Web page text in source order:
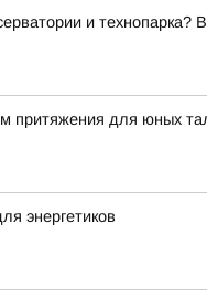
и технопарка?
притяжения для юных
энергетиков